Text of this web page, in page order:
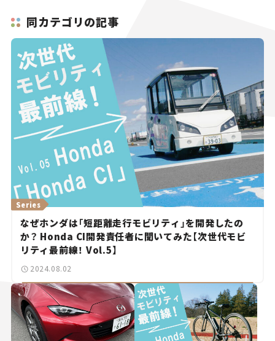
同カテゴリの記事
なぜホンダは「短距離走行モビリティ」を開発したの
か？ Honda CI開発責任者に聞いてみた【次世代モビ
リティ最前線！ Vol.5】
Series
2024.08.02